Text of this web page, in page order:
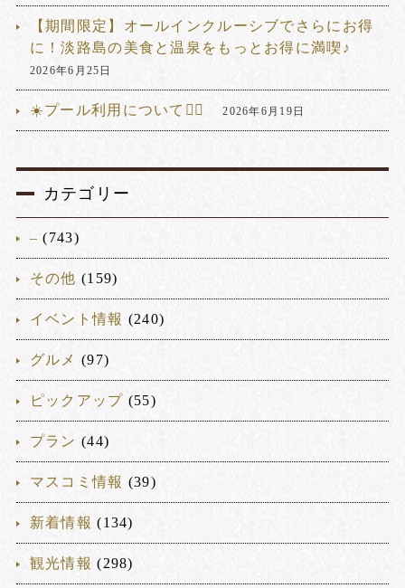
【期間限定】オールインクルーシブでさらにお得
に！淡路島の美食と温泉をもっとお得に満喫♪
2026年6月25日
☀️プール利用について🏊‍♂️ 2026年6月19日
カテゴリー
– (743)
その他 (159)
イベント情報 (240)
グルメ (97)
ピックアップ (55)
プラン (44)
マスコミ情報 (39)
新着情報 (134)
観光情報 (298)